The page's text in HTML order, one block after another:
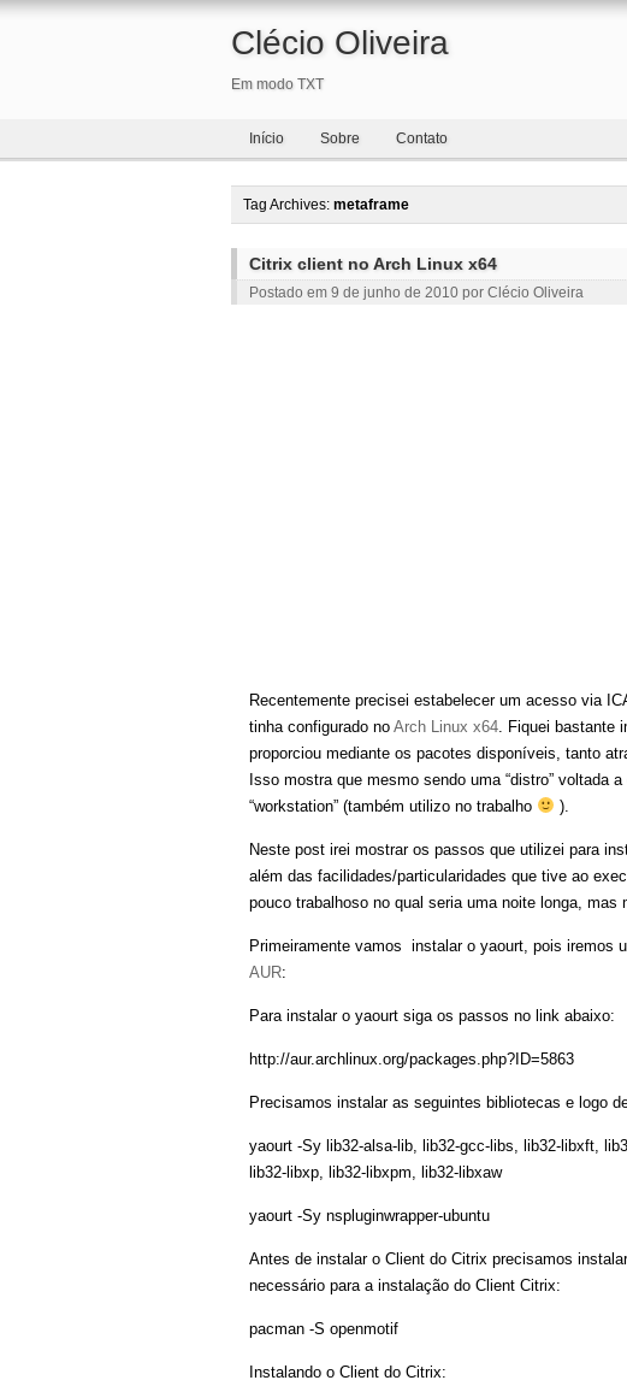
Clécio Oliveira
Em modo TXT
Início Sobre Contato
Tag Archives: metaframe
Citrix client no Arch Linux x64
Postado em 9 de junho de 2010 por Clécio Oliveira
Recentemente precisei estabelecer um acesso via
tinha configurado no Arch Linux x64. Fiquei bastante
proporciou mediante os pacotes disponíveis, tanto
Isso mostra que mesmo sendo uma “distro”
“workstation” (também utilizo no trabalho
).
Neste post irei mostrar os passos que utilizei para
além das facilidades/particularidades que tive ao
pouco trabalhoso no qual seria uma noite longa, mas
Primeiramente vamos instalar o yaourt, pois iremos
AUR:
Para instalar o yaourt siga os passos no link abaixo:
http://aur.archlinux.org/packages.php?ID=5863
Precisamos instalar as seguintes bibliotecas e logo
yaourt -Sy lib32-alsa-lib, lib32-gcc-libs, lib32-libxft,
lib32-libxp, lib32-libxpm, lib32-libxaw
yaourt -Sy nspluginwrapper-ubuntu
Antes de instalar o Client do Citrix precisamos
necessário para a instalação do Client Citrix:
pacman -S openmotif
Instalando o Client do Citrix: